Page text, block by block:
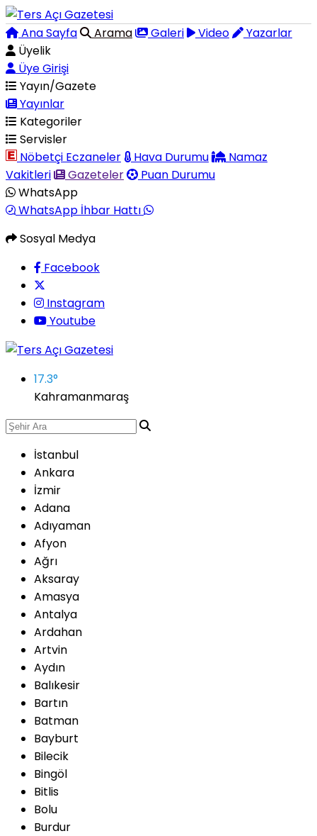
Ana Sayfa Arama Galeri Video
Yazarlar
Üyelik
Üye Girişi
Yayın/Gazete
Yayınlar
Kategoriler
Servisler
Nöbetçi Eczaneler
Hava Durumu
Namaz
Vakitleri
Gazeteler
Puan Durumu
WhatsApp
WhatsApp İhbar Hattı
Sosyal Medya
Facebook
Instagram
Youtube
17.3°
Kahramanmaraş
İstanbul
Ankara
İzmir
Adana
Adıyaman
Afyon
Ağrı
Aksaray
Amasya
Antalya
Ardahan
Artvin
Aydın
Balıkesir
Bartın
Batman
Bayburt
Bilecik
Bingöl
Bitlis
Bolu
Burdur